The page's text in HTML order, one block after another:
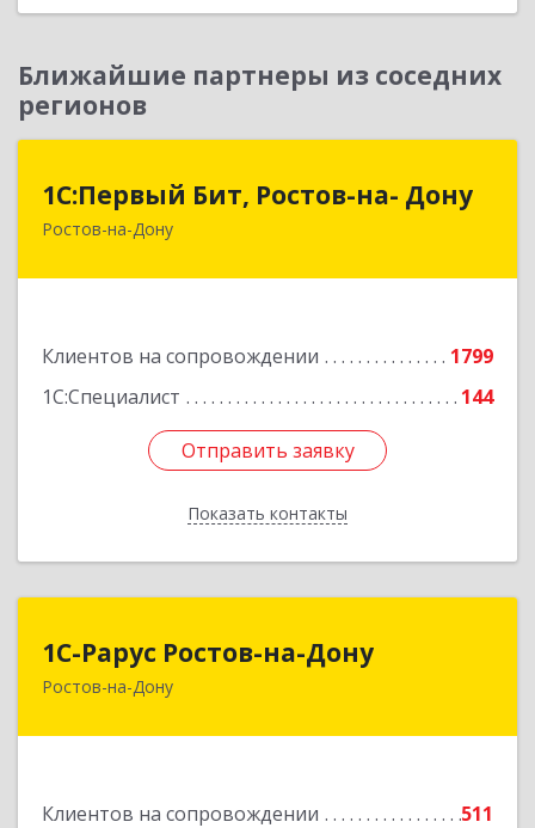
Ближайшие партнеры из соседних
регионов
1С:Первый Бит, Ростов-на- Дону
Ростов-на-Дону
Клиентов на сопровождении
1799
1С:Специалист
144
Отправить заявку
Показать контакты
1С:Первый Бит, Ростов-на- Дону
344091, Ростовская обл, Ростов-на-Дону г,
Отправить заявку
Назад
1С-Рарус Ростов-на-Дону
Ростов-на-Дону
Клиентов на сопровождении
511
344002, Ростовская обл, г.о. город Ростов-на-
Подробнее